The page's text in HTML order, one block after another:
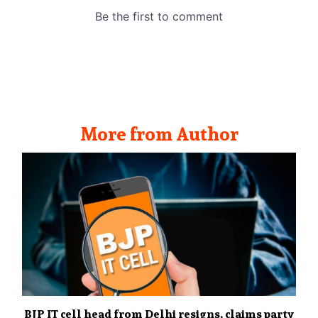
More from Author
BJP IT cell head from Delhi resigns, claims party